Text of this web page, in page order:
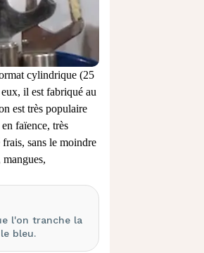
cylindrique (25
il est fabriqué au
est très populaire
faïence, très
sans le moindre
l'on tranche la
bleu.